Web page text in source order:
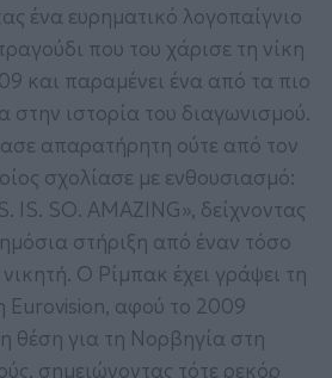
ένα ευρηματικό λογοπαίγνιο
που του χάρισε τη νίκη
και παραμένει ένα από τα πιο
στην ιστορία του διαγωνισμού.
απαρατήρητη ούτε από τον
σχολίασε με ενθουσιασμό:
IS. SO. AMAZING», δείχνοντας
στήριξη από έναν τόσο
Ο Ρίμπακ έχει γράψει τη
Eurovision, αφού το 2009
θέση για τη Νορβηγία στη
σημειώνοντας τότε ρεκόρ